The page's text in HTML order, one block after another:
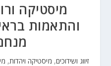
מיסטיקה
והתאמות
זיווג ושידוכים, מיסטיקה ויהדות,